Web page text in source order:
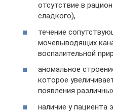
отсутствие в
сладкого),
течение
мочевыводящих
воспалительной
аномальное
которое
появления
наличие у пациента